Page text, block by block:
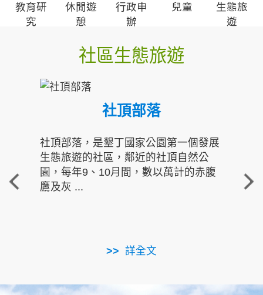
教育研
究
休閒遊
憩
行政申
辦
兒童
生態旅
遊
社區生態旅遊
社頂部落
社頂部落，是墾丁國家公園第一個發展
生態旅遊的社區，鄰近的社頂自然公
園，每年9、10月間，數以萬計的赤腹
鷹及灰 ...
詳全文
重
走進